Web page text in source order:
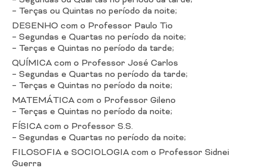
– Terças ou Quintas no período da noite;
DESENHO com o Professor Paulo Tio
– Segundas e Quartas no período da noite;
– Terças e Quintas no período da tarde;
QUÍMICA com o Professor José Carlos
– Segundas e Quartas no período da tarde;
– Terças e Quintas no período da noite;
MATEMÁTICA com o Professor Gileno
– Terças e Quintas no período da noite;
FÍSICA com o Professor S.S.
– Segundas e Quartas no período da noite;
FILOSOFIA e SOCIOLOGIA com o Professor Sidnei
Guerra